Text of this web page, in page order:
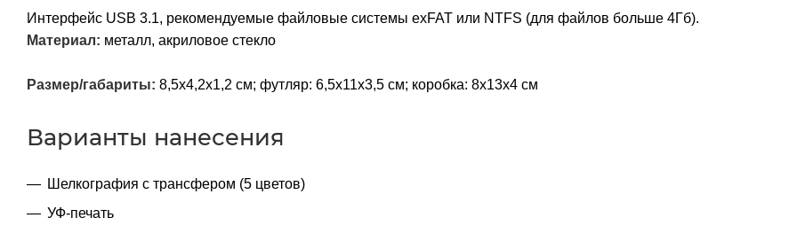
Интерфейс USB 3.1, рекомендуемые файловые системы exFAT или NTFS (для файлов больше 4Гб).
Материал: металл, акриловое стекло
Размер/габариты: 8,5х4,2х1,2 см; футляр: 6,5х11х3,5 см; коробка: 8х13х4 см
Варианты нанесения
Шелкография с трансфером (5 цветов)
УФ-печать